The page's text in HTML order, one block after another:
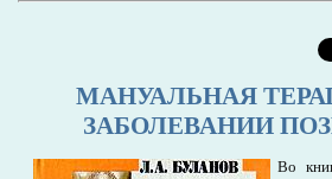
МАНУАЛЬНАЯ
ЗАБОЛЕВАНИИ
Во